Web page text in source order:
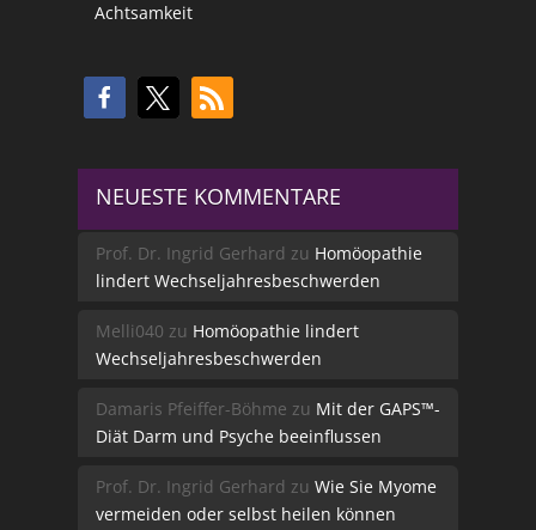
Achtsamkeit
NEUESTE KOMMENTARE
Prof. Dr. Ingrid Gerhard zu Homöopathie
lindert Wechseljahresbeschwerden
Melli040 zu Homöopathie lindert
Wechseljahresbeschwerden
Damaris Pfeiffer-Böhme zu Mit der GAPS™-
Diät Darm und Psyche beeinflussen
Prof. Dr. Ingrid Gerhard zu Wie Sie Myome
vermeiden oder selbst heilen können